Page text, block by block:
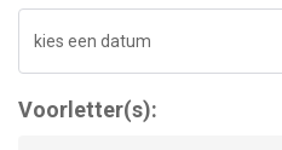
Voorletter(s):